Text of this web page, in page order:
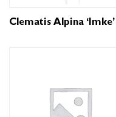
Clematis Alpina ‘Imke’